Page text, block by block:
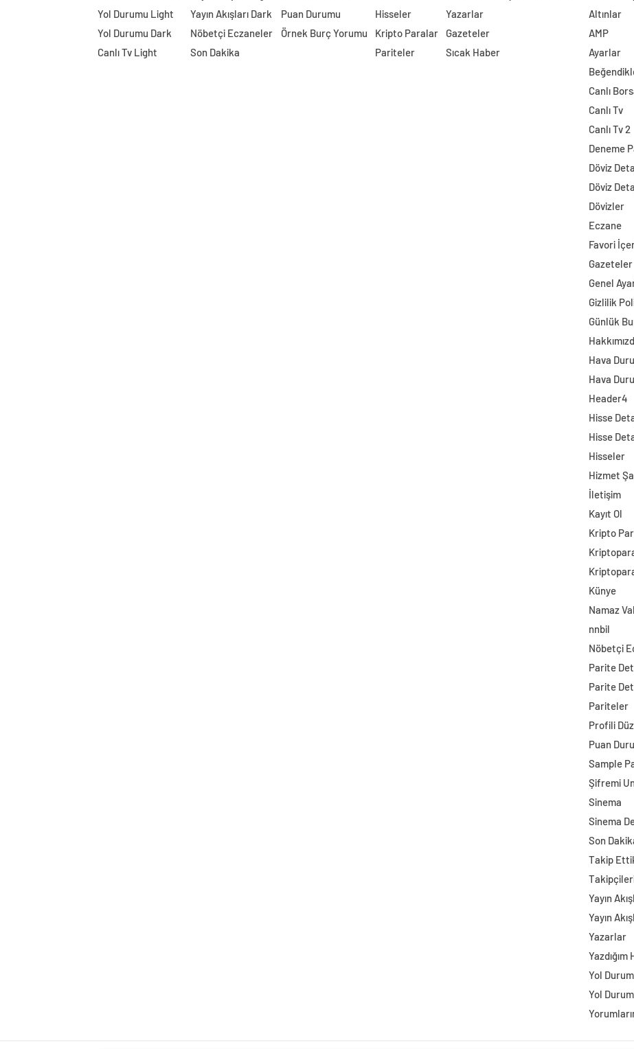
Yol Durumu Light
Yol Durumu Dark
Canlı Tv Light
Yayın Akışları Dark
Nöbetçi Eczaneler
Son Dakika
Puan Durumu
Örnek Burç Yorumu
Hisseler
Kripto Paralar
Pariteler
Yazarlar
Gazeteler
Sıcak Haber
Altınlar
AMP
Ayarlar
Canlı
Canlı Tv
Canlı Tv 2
Deneme
Döviz
Döviz
Dövizler
Eczane
Favori
Gazeteler
Genel
Gizlilik
Günlük
Hava
Hava
Header4
Hisse
Hisse
Hisseler
Hizmet
İletişim
Kayıt Ol
Kripto
Künye
Namaz
nnbil
Nöbetçi
Parite
Parite
Pariteler
Profili
Puan
Sample
Şifremi
Sinema
Sinema
Son
Takip
Yayın
Yayın
Yazarlar
Yol
Yol